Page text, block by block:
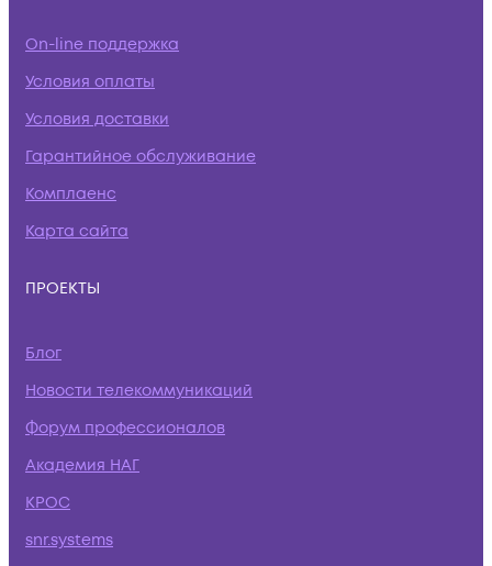
On-line поддержка
Условия оплаты
Условия доставки
Гарантийное обслуживание
Комплаенс
Карта сайта
ПРОЕКТЫ
Блог
Новости телекоммуникаций
Форум профессионалов
Академия НАГ
КРОС
snr.systems